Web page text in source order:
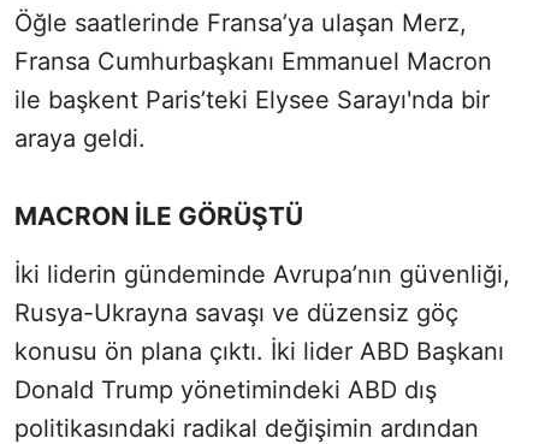
Öğle saatlerinde Fransa’ya ulaşan Merz,
Fransa Cumhurbaşkanı Emmanuel Macron
ile başkent Paris’teki Elysee Sarayı'nda bir
araya geldi.
MACRON İLE GÖRÜŞTÜ
İki liderin gündeminde Avrupa’nın güvenliği,
Rusya-Ukrayna savaşı ve düzensiz göç
konusu ön plana çıktı. İki lider ABD Başkanı
Donald Trump yönetimindeki ABD dış
politikasındaki radikal değişimin ardından